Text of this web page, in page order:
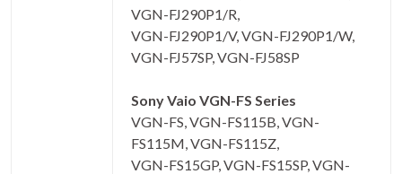
VGN-FJ290P1/R,
VGN-FJ290P1/V, VGN-FJ290P1/W,
VGN-FJ57SP, VGN-FJ58SP
Sony Vaio VGN-FS Series
VGN-FS, VGN-FS115B, VGN-
FS115M, VGN-FS115Z,
VGN-FS15GP, VGN-FS15SP, VGN-